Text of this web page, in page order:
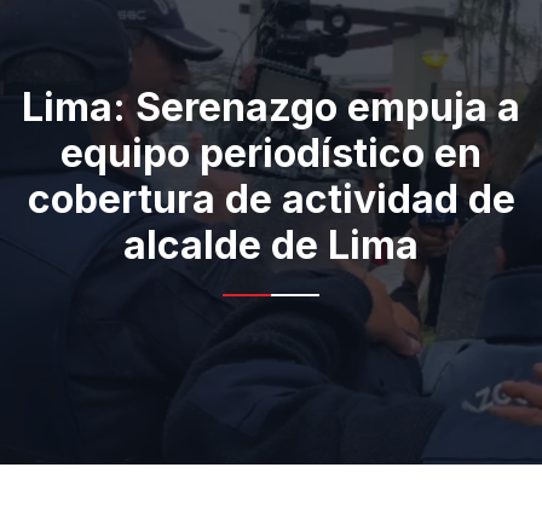
Lima: Serenazgo empuja a
equipo periodístico en
cobertura de actividad de
alcalde de Lima